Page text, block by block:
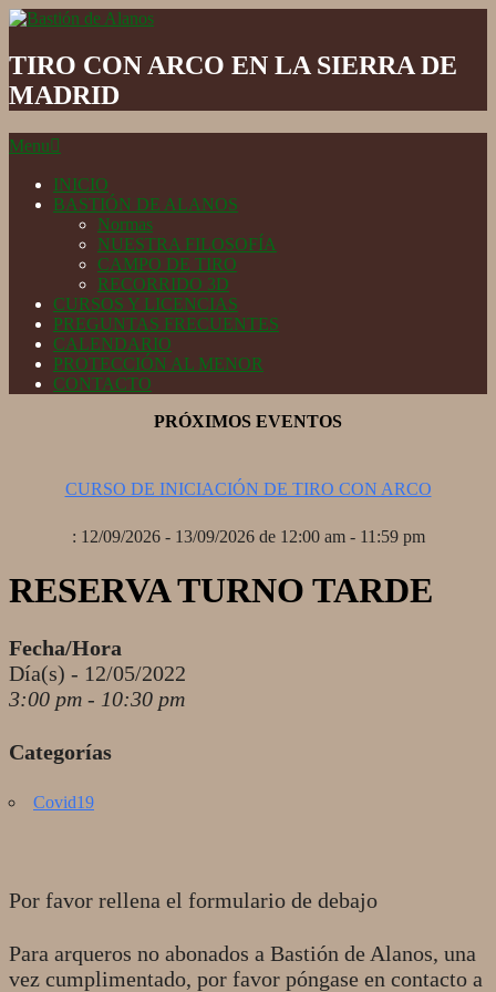
Skip
content
de
Alanos
TIRO CON ARCO EN LA SIERRA DE
MADRID
Secondary
Menu
Menu
INICIO
BASTIÓN DE ALANOS
Normas
NUESTRA FILOSOFÍA
CAMPO DE TIRO
RECORRIDO 3D
CURSOS Y LICENCIAS
PREGUNTAS FRECUENTES
CALENDARIO
PROTECCIÓN AL MENOR
CONTACTO
PRÓXIMOS EVENTOS
CURSO DE INICIACIÓN DE TIRO CON ARCO
: 12/09/2026 - 13/09/2026 de 12:00 am - 11:59 pm
RESERVA TURNO TARDE
Fecha/Hora
Día(s) - 12/05/2022
3:00 pm - 10:30 pm
Categorías
Covid19
Por favor rellena el formulario de debajo
Para arqueros no abonados a Bastión de Alanos, una
vez cumplimentado, por favor póngase en contacto a